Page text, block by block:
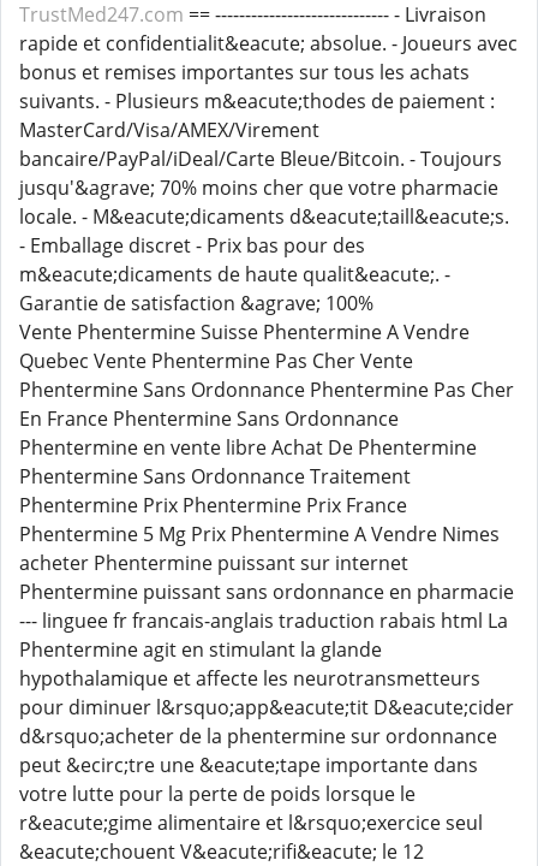
TrustMed247.com == ----------------------------- - Livraison
rapide et confidentialit&eacute; absolue. - Joueurs avec
bonus et remises importantes sur tous les achats
suivants. - Plusieurs m&eacute;thodes de paiement :
MasterCard/Visa/AMEX/Virement
bancaire/PayPal/iDeal/Carte Bleue/Bitcoin. - Toujours
jusqu'&agrave; 70% moins cher que votre pharmacie
locale. - M&eacute;dicaments d&eacute;taill&eacute;s.
- Emballage discret - Prix bas pour des
m&eacute;dicaments de haute qualit&eacute;. -
Garantie de satisfaction &agrave; 100%
Vente Phentermine Suisse Phentermine A Vendre
Quebec Vente Phentermine Pas Cher Vente
Phentermine Sans Ordonnance Phentermine Pas Cher
En France Phentermine Sans Ordonnance
Phentermine en vente libre Achat De Phentermine
Phentermine Sans Ordonnance Traitement
Phentermine Prix Phentermine Prix France
Phentermine 5 Mg Prix Phentermine A Vendre Nimes
acheter Phentermine puissant sur internet
Phentermine puissant sans ordonnance en pharmacie
--- linguee fr francais-anglais traduction rabais html La
Phentermine agit en stimulant la glande
hypothalamique et affecte les neurotransmetteurs
pour diminuer l&rsquo;app&eacute;tit D&eacute;cider
d&rsquo;acheter de la phentermine sur ordonnance
peut &ecirc;tre une &eacute;tape importante dans
votre lutte pour la perte de poids lorsque le
r&eacute;gime alimentaire et l&rsquo;exercice seul
&eacute;chouent V&eacute;rifi&eacute; le 12